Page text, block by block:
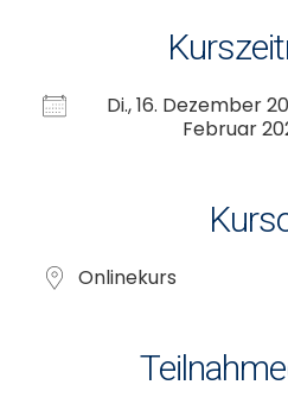
Di., 16. Dezember
Februar
Onlinekurs